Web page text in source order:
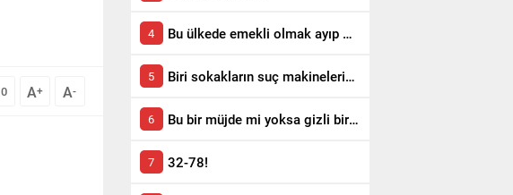
0 A+ A-
Bu ülkede emekli olmak ayıp mı?
Biri sokakların suç makinelerini durdursun!
Bu bir müjde mi yoksa gizli bir itiraf mı?
32-78!